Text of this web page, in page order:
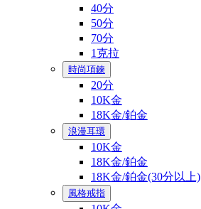
40分
50分
70分
1克拉
時尚項鍊
20分
10K金
18K金/鉑金
浪漫耳環
10K金
18K金/鉑金
18K金/鉑金(30分以上)
風格戒指